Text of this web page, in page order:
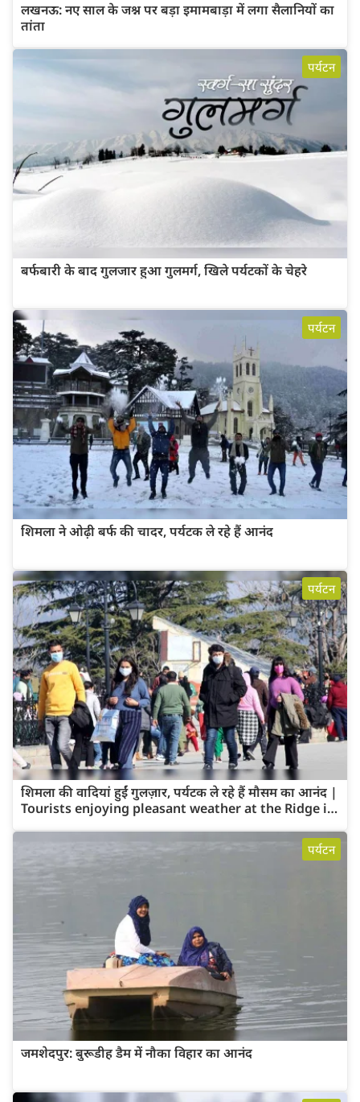
लखनऊ: नए साल के जश्न पर बड़ा इमामबाड़ा में लगा सैलानियों का
तांता
पर्यटन
बर्फबारी के बाद गुलजार हुआ गुलमर्ग, खिले पर्यटकों के चेहरे
पर्यटन
शिमला ने ओढ़ी बर्फ की चादर, पर्यटक ले रहे हैं आनंद
पर्यटन
शिमला की वादियां हुईं गुलज़ार, पर्यटक ले रहे हैं मौसम का आनंद |
Tourists enjoying pleasant weather at the Ridge in
पर्यटन
जमशेदपुर: बुरूडीह डैम में नौका विहार का आनंद